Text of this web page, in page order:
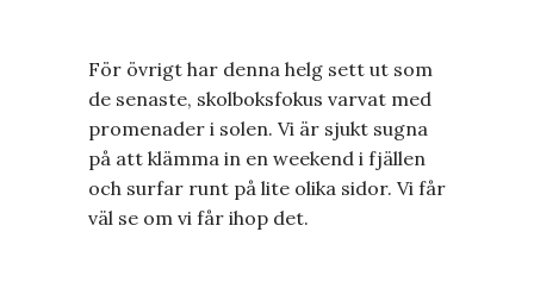
För övrigt har denna helg sett ut som
de senaste, skolboksfokus varvat med
promenader i solen. Vi är sjukt sugna
på att klämma in en weekend i fjällen
och surfar runt på lite olika sidor. Vi får
väl se om vi får ihop det.